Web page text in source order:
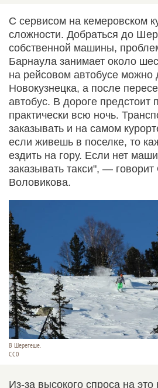
С сервисом на кемеровском
сложности. Добраться до
собственной машины,
Барнаула занимает около
на рейсовом автобусе можно
Новокузнецка, а после
автобус. В дороге предстоит
практически всю ночь.
заказывать и на самом
если живешь в поселке, то
ездить на гору. Если нет
заказывать такси", —
Воловикова.
В Шерегеше.
CC0
Из-за высокого спроса на